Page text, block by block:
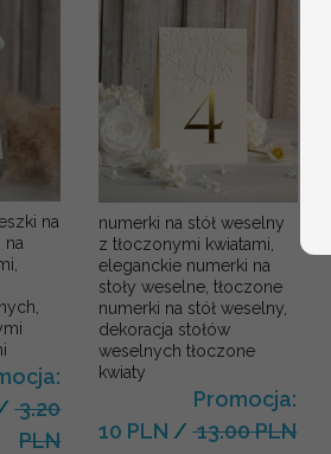
na
na
3.20
PLN
numerki na stół weselny
z tłoczonymi kwiatami,
eleganckie numerki na
stoły weselne, tłoczone
numerki na stół weselny,
dekoracja stołów
weselnych tłoczone
kwiaty
Promocja:
10 PLN /13.00 PLN